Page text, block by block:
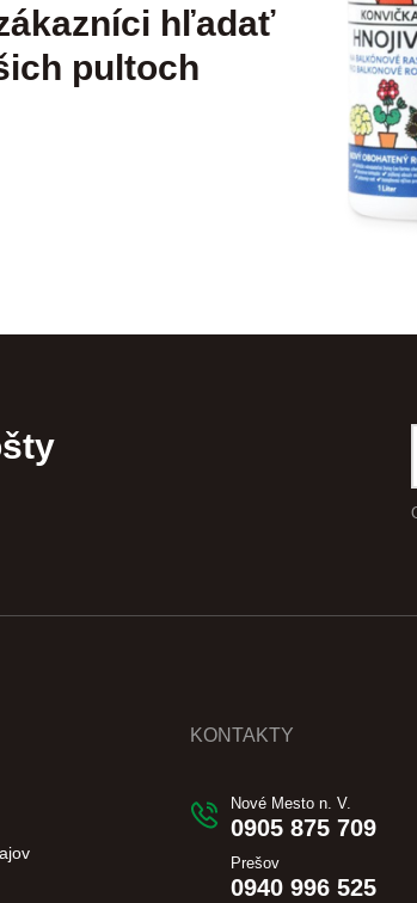
hľadať
pultoch
KONTAKTY
Nové Mesto n. V.
0905 875 709
Prešov
0940 996 525